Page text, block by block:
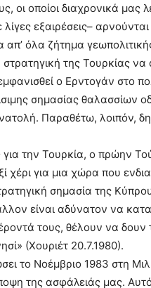
οποίοι διαχρονικά μας
εξαιρέσεις–
όλα ζήτημα
της Τουρκίας
ο Ερντογάν στο
σημασίας θαλασσίων
Παραθέτω, λοιπόν,
την Τουρκία, ο πρώην
χέρι για μια χώρα που
σημασία της
είναι αδύνατον να
τους, θέλουν να
(Χουριέτ 20.7.1980).
το Νοέμβριο 1983 στη
της ασφάλειάς μας.